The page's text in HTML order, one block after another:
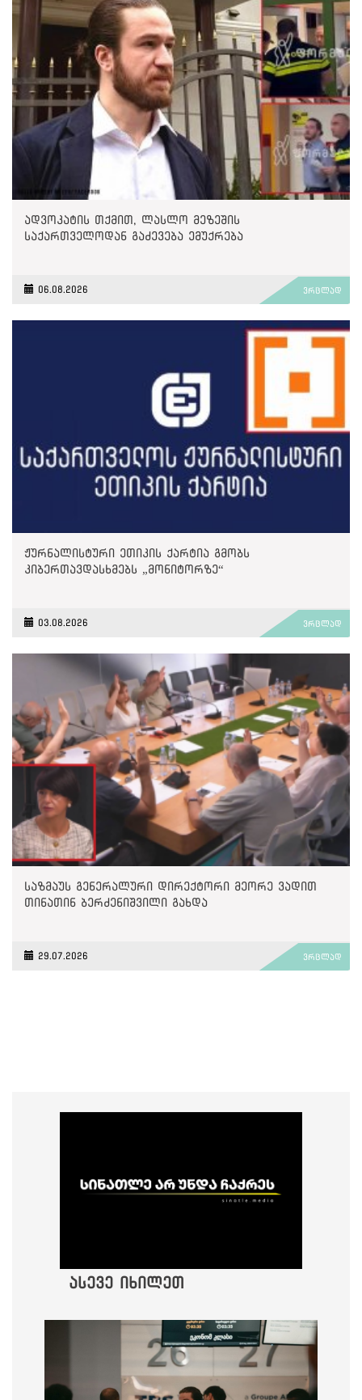
ადვოკატის თქმით, ლასლო მეზეშის
საქართველოდან გაძევება ემუქრება
06.08.2026 ვრცლად
ჟურნალისტური ეთიკის ქარტია გმობს
კიბერთავდასხმებს „მონიტორზე“
03.08.2026 ვრცლად
საზმაუს გენერალური დირექტორი მეორე ვადით
თინათინ ბერძენიშვილი გახდა
29.07.2026 ვრცლად
ასევე იხილეთ